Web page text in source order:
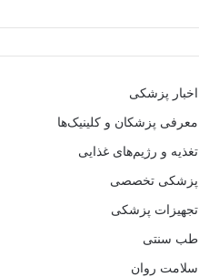
اخبار پزشکی
معرفی پزشکان و کلینیک‌ها
تغذیه و رژیم‌های غذایی
پزشکی تخصصی
تجهیزات پزشکی
طب سنتی
سلامت روان